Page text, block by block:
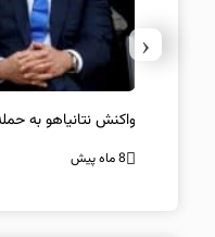
واکنش نتانیاهو به
8 ماه پیش
‹